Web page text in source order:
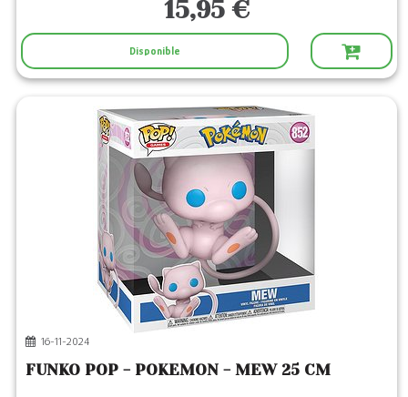
15,95 €
Disponible
16-11-2024
FUNKO POP - POKEMON - MEW 25 CM